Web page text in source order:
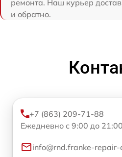
ремонта. Наш курьер
и обратно.
+7 (863) 209-71-88
Ежедневно с 9:00 до 21:00
info@rnd.franke-repair-